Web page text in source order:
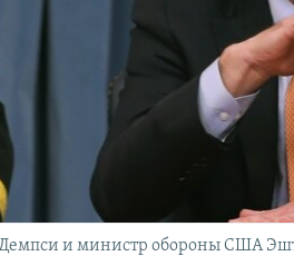
и министр обороны США